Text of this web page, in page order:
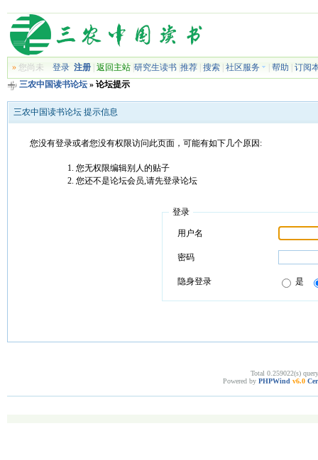
»您尚未 登录 注册| 返回主站| 研究生读书| 推荐| 搜索| 社区服务 帮助
订阅
三农中国读书论坛» 论坛提示
三农中国读书论坛 提示信息
您没有登录或者您没有权限访问此页面，可能有如下几个原因:
您无权限编辑别人的贴子
您还不是论坛会员,请先登录论坛
登录
用户名
密码
隐身登录 是
Total 0.259022(s)
Powered by PHPWind v6.0